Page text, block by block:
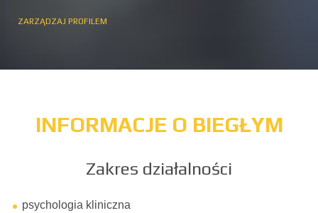
ZARZĄDZAJ PROFILEM
INFORMACJE O BIEGŁYM
Zakres działalności
psychologia kliniczna